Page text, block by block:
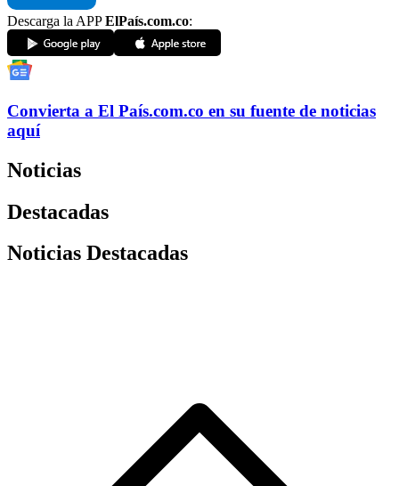
Descarga la APPElPaís.com.co:
Convierta a El País.com.co en su fuente de noticias
aquí
Noticias
Destacadas
Noticias Destacadas